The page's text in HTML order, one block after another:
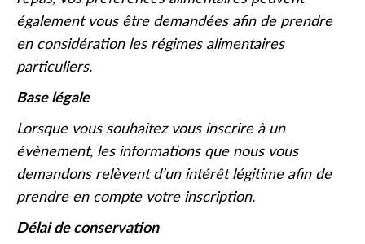
également vous être demandées afin de prendre
en considération les régimes alimentaires
particuliers.
Base légale
Lorsque vous souhaitez vous inscrire à un
évènement, les informations que nous vous
demandons relèvent d’un intérêt légitime afin de
prendre en compte votre inscription.
Délai de conservation